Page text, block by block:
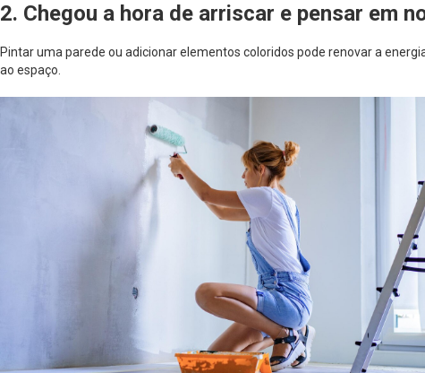
2. Chegou a hora de arriscar e pensar em
Pintar uma parede ou adicionar elementos coloridos pode renovar a
ao espaço.